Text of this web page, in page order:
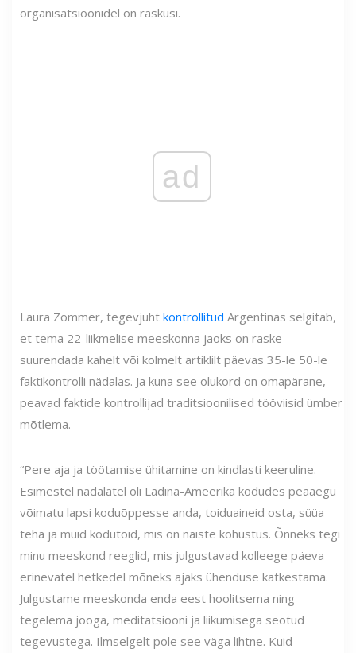
organisatsioonidel on raskusi.
ad
Laura Zommer, tegevjuht kontrollitud Argentinas selgitab,
et tema 22-liikmelise meeskonna jaoks on raske
suurendada kahelt või kolmelt artiklilt päevas 35-le 50-le
faktikontrolli nädalas. Ja kuna see olukord on omapärane,
peavad faktide kontrollijad traditsioonilised tööviisid ümber
mõtlema.
“Pere aja ja töötamise ühitamine on kindlasti keeruline.
Esimestel nädalatel oli Ladina-Ameerika kodudes peaaegu
võimatu lapsi koduõppesse anda, toiduaineid osta, süüa
teha ja muid kodutöid, mis on naiste kohustus. Õnneks tegi
minu meeskond reeglid, mis julgustavad kolleege päeva
erinevatel hetkedel mõneks ajaks ühenduse katkestama.
Julgustame meeskonda enda eest hoolitsema ning
tegelema jooga, meditatsiooni ja liikumisega seotud
tegevustega. Ilmselgelt pole see väga lihtne. Kuid